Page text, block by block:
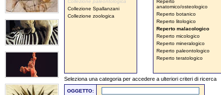
Collezione paleontologica
Collezione Spallanzani
Collezione zoologica
Reperto
anatomico/osteologico
Reperto botanico
Reperto litologico
Reperto malacologico
Reperto micologico
Reperto mineralogico
Reperto paleontologico
Reperto teratologico
Seleziona una categoria per accedere a ulteriori criteri di ricerca
OGGETTO: